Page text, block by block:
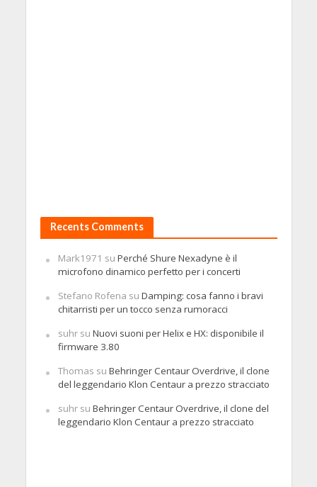
Recents Comments
Mark1971 su Perché Shure Nexadyne è il
microfono dinamico perfetto per i concerti
Stefano Rofena su Damping: cosa fanno i bravi
chitarristi per un tocco senza rumoracci
suhrsu Nuovi suoni per Helix e HX: disponibile il
firmware 3.80
Thomas su Behringer Centaur Overdrive, il clone
del leggendario Klon Centaur a prezzo stracciato
suhrsu Behringer Centaur Overdrive, il clone del
leggendario Klon Centaur a prezzo stracciato